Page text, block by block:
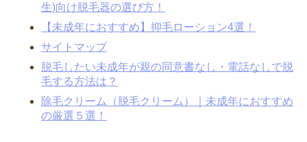
生)向け脱毛器の選び方！
【未成年におすすめ】抑毛ローション4選！
サイトマップ
脱毛したい未成年が親の同意書なし・電話なしで脱
毛する方法は？
除毛クリーム（脱毛クリーム）｜未成年におすすめ
の厳選５選！